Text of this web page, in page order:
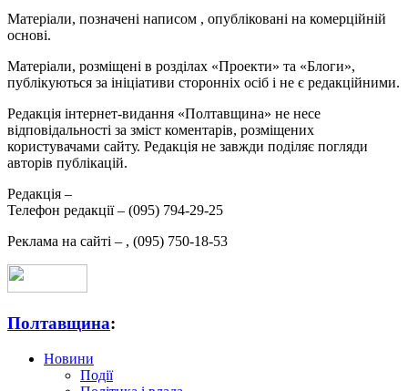
Матеріали, позначені написом , опубліковані на комерційній
основі.
Матеріали, розміщені в розділах «Проекти» та «Блоги»,
публікуються за ініціативи сторонніх осіб і не є редакційними.
Редакція інтернет-видання «Полтавщина» не несе
відповідальності за зміст коментарів, розміщених
користувачами сайту. Редакція не завжди поділяє погляди
авторів публікацій.
Редакція –
Телефон редакції – (095) 794-29-25
Реклама на сайті – , (095) 750-18-53
Полтавщина:
Новини
Події